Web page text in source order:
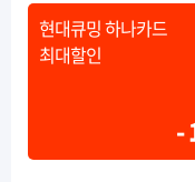
현대큐밍 하나카드
최대할인
-